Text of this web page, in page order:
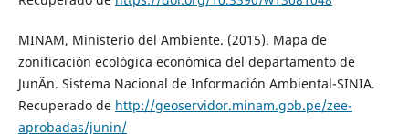
MINAM, Ministerio del Ambiente. (2015). Mapa de
zonificación ecológica económica del departamento de
JunÃ­n. Sistema Nacional de Información Ambiental-SINIA.
Recuperado de http://geoservidor.minam.gob.pe/zee-
aprobadas/junin/